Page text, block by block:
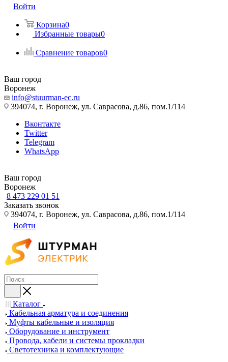
Войти
Корзина0
Избранные товары0
Сравнение товаров0
Ваш город
Воронеж
info@stuurman-ec.ru
394074, г. Воронеж, ул. Саврасова, д.86, пом.1/114
Вконтакте
Twitter
Telegram
WhatsApp
Ваш город
Воронеж
8 473 229 01 51
Заказать звонок
394074, г. Воронеж, ул. Саврасова, д.86, пом.1/114
Войти
Каталог
Кабельная арматура и соединения
Муфты кабельные и изоляция
Оборудование и инструмент
Провода, кабели и системы прокладки
Светотехника и комплектующие